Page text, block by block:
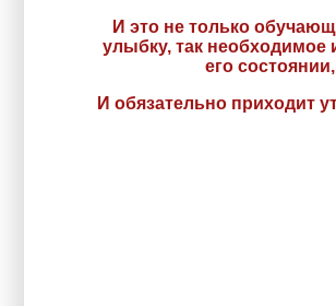
И это не только
улыбку, так необходимое
его
И обязательно приходит